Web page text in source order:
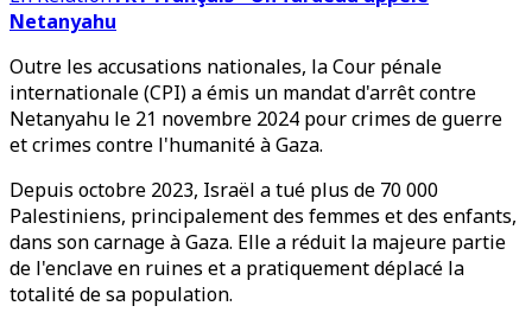
Netanyahu
Outre les accusations nationales, la Cour pénale
internationale (CPI) a émis un mandat d'arrêt contre
Netanyahu le 21 novembre 2024 pour crimes de guerre
et crimes contre l'humanité à Gaza.
Depuis octobre 2023, Israël a tué plus de 70 000
Palestiniens, principalement des femmes et des enfants,
dans son carnage à Gaza. Elle a réduit la majeure partie
de l'enclave en ruines et a pratiquement déplacé la
totalité de sa population.